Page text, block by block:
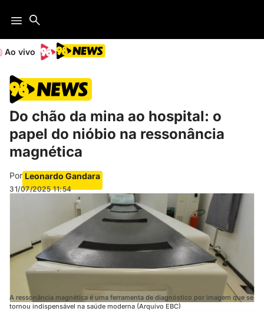
Ao vivo
Do chão da mina ao hospital: o
papel do nióbio na ressonância
magnética
Por Leonardo Gandara
31/07/2025 11:54
A ressonância magnética é uma ferramenta de diagnóstico por imagem que se
tornou indispensável na saúde moderna (Arquivo EBC)